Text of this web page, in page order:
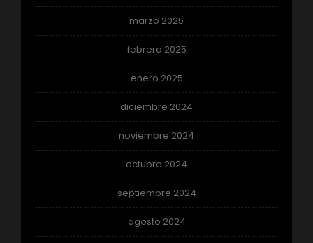
marzo 2025
febrero 2025
enero 2025
diciembre 2024
noviembre 2024
octubre 2024
septiembre 2024
agosto 2024